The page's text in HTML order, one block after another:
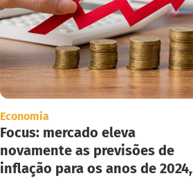
Economia
Focus: mercado eleva
novamente as previsões de
inflação para os anos de 2024,